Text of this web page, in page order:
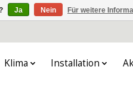
Klima Installation
Ja Nein Für weitere